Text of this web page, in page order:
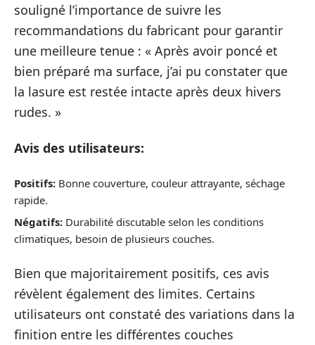
souligné l’importance de suivre les
recommandations du fabricant pour garantir
une meilleure tenue : « Après avoir poncé et
bien préparé ma surface, j’ai pu constater que
la lasure est restée intacte après deux hivers
rudes. »
Avis des utilisateurs:
Positifs: Bonne couverture, couleur attrayante, séchage
rapide.
Négatifs: Durabilité discutable selon les conditions
climatiques, besoin de plusieurs couches.
Bien que majoritairement positifs, ces avis
révèlent également des limites. Certains
utilisateurs ont constaté des variations dans la
finition entre les différentes couches